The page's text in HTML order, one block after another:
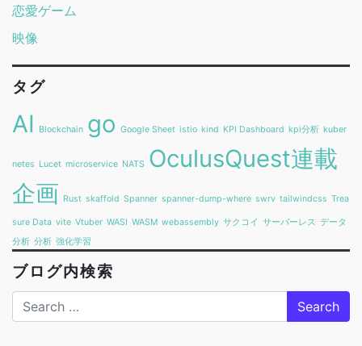
恋愛ゲーム
映像
タグ
AI Blockchain go Google Sheet istio kind KPI Dashboard kpi分析 kuber
netes Lucet microservice NATS OculusQuest連載
企画 Rust skaffold Spanner spanner-dump-where swrv tailwindcss Trea
sure Data vite Vtuber WASI WASM webassembly サクコイ サーバーレス データ
分析 分析 強化学習
ブログ内検索
Search